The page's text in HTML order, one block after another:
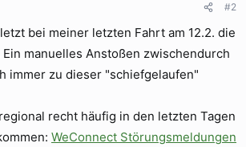
#2
bei meiner letzten Fahrt am 12.2. die
manuelles Anstoßen zwischendurch
immer zu dieser "schiefgelaufen"
recht häufig in den letzten Tagen
WeConnect Störungsmeldungen